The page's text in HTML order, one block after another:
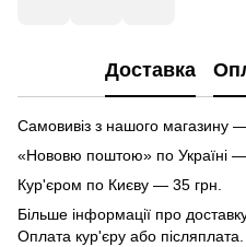
Доставка
Самовивіз з нашого магазину
«Нововю поштою» по Україні —
Кур'єром по Києву — 35 грн.
Більше інформації про
Оплата кур'єру або післяплата.